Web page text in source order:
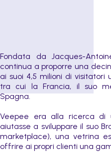
Fondata da Jacques-
continua a proporre una
ai suoi 4,5 milioni di visitatori
tra cui la Francia, il suo
Spagna.
Veepee era alla ricerca
aiutasse a sviluppare il suo
marketplace), una vetrina
offrire ai propri clienti una